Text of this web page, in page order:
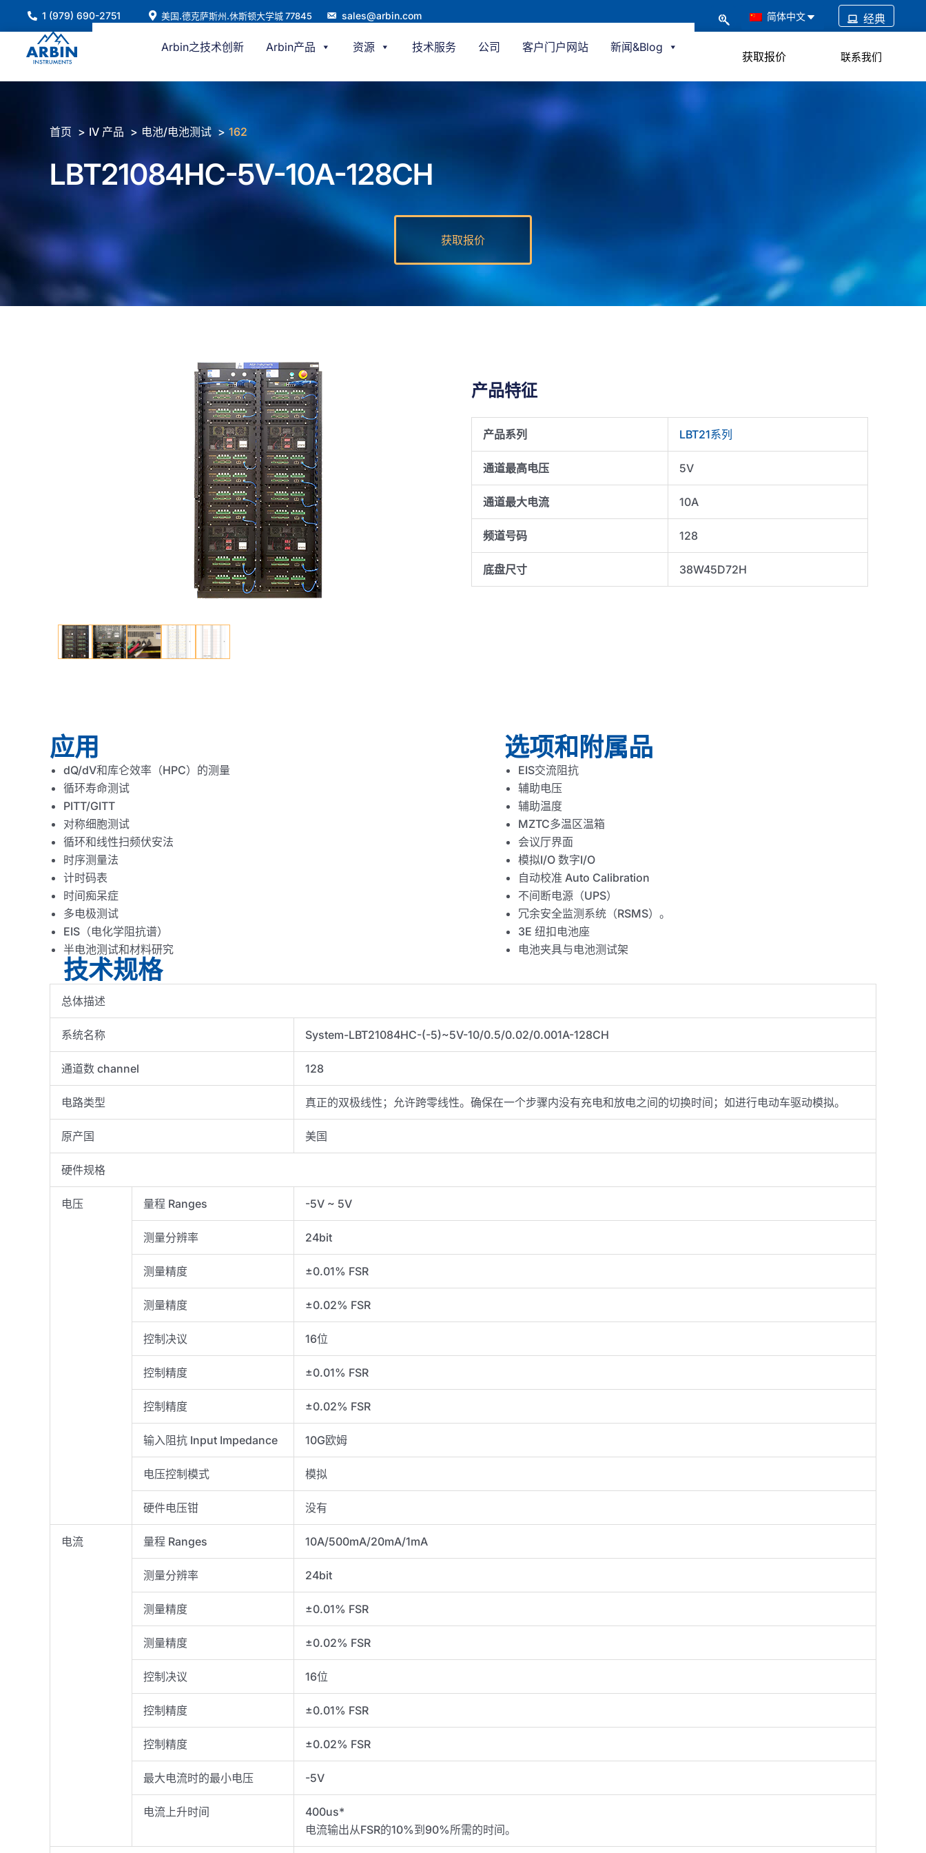
1 (979) 690-2751 美国.德克萨斯州.休斯顿大学城 77845 sales@arbin.com 简体中文 经典
Arbin之技术创新 Arbin产品 资源 技术服务 公司 客户门户网站 新闻&Blog
获取报价 联系我们
首页 IV 产品 电池/电池测试 162
LBT21084HC-5V-10A-128CH
获取报价
产品特征
产品系列 LBT21系列
通道最高电压 5V
通道最大电流 10A
频道号码 128
底盘尺寸 38W45D72H
应用
dQ/dV和库仑效率（HPC）的测量
循环寿命测试
PITT/GITT
对称细胞测试
循环和线性扫频伏安法
时序测量法
计时码表
时间痴呆症
多电极测试
EIS（电化学阻抗谱）
半电池测试和材料研究
选项和附属品
EIS交流阻抗
辅助电压
辅助温度
MZTC多温区温箱
会议厅界面
模拟I/O 数字I/O
自动校准 Auto Calibration
不间断电源（UPS）
冗余安全监测系统（RSMS）。
3E 纽扣电池座
电池夹具与电池测试架
技术规格
总体描述
系统名称 System-LBT21084HC-(-5)~5V-10/0.5/0.02/0.001A-128CH
通道数 channel 128
电路类型 真正的双极线性；允许跨零线性。确保在一个步骤内没有充电和放电之间的切换时间；如进行电动车驱动模拟。
原产国 美国
硬件规格
电压 量程 Ranges -5V ~ 5V
测量分辨率 24bit
测量精度 ±0.01% FSR
测量精度 ±0.02% FSR
控制决议 16位
控制精度 ±0.01% FSR
控制精度 ±0.02% FSR
输入阻抗 Input Impedance 10G欧姆
电压控制模式 模拟
硬件电压钳 没有
电流 量程 Ranges 10A/500mA/20mA/1mA
测量分辨率 24bit
测量精度 ±0.01% FSR
测量精度 ±0.02% FSR
控制决议 16位
控制精度 ±0.01% FSR
控制精度 ±0.02% FSR
最大电流时的最小电压 -5V
电流上升时间
400us*
电流输出从FSR的10%到90%所需的时间。